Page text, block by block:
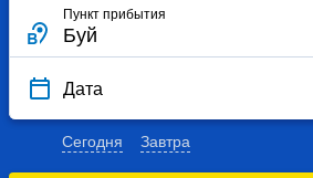
Пункт прибытия
Дата
Сегодня Завтра